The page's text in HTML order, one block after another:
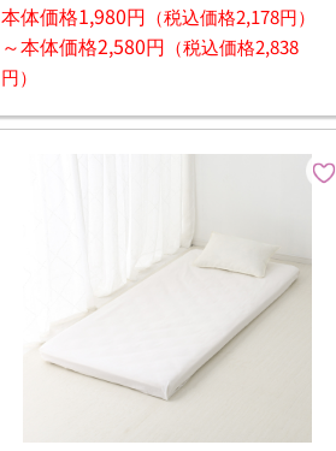
本体価格1,980円 （税込価格2,178円）
～本体価格2,580円 （税込価格2,838
円）